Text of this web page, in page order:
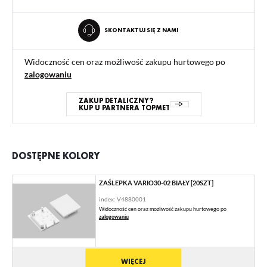
SKONTAKTUJ SIĘ Z NAMI
Widoczność cen oraz możliwość zakupu hurtowego po
zalogowaniu
ZAKUP DETALICZNY?
KUP U PARTNERA TOPMET
DOSTĘPNE KOLORY
ZAŚLEPKA VARIO30-02 BIAŁY [20SZT]
index: V4880001
Widoczność cen oraz możliwość zakupu hurtowego po
zalogowaniu
WIĘCEJ